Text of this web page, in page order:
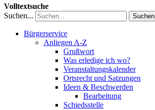
Volltextsuche
Suchen...
Suchen
Bürgerservice
Anliegen A-Z
Grußwort
Was erledige ich wo?
Veranstaltungskalender
Ortsrecht und Satzungen
Ideen & Beschwerden
Bearbeitung
Schiedsstelle